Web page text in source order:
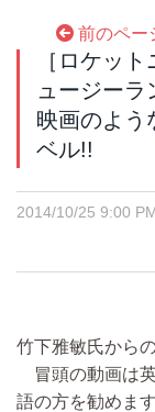
前のペー
［ロケッ
ュージー
映画のよう
ベル!!
2014/10/25 9:00
竹下雅敏氏から
冒頭の動画は
語の方を勧めま